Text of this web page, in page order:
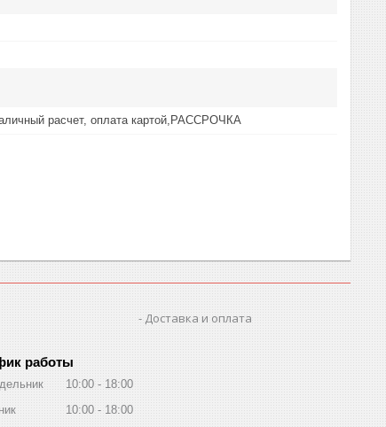
расчет, оплата картой,РАССРОЧКА
Доставка и оплата
работы
10:00
18:00
10:00
18:00